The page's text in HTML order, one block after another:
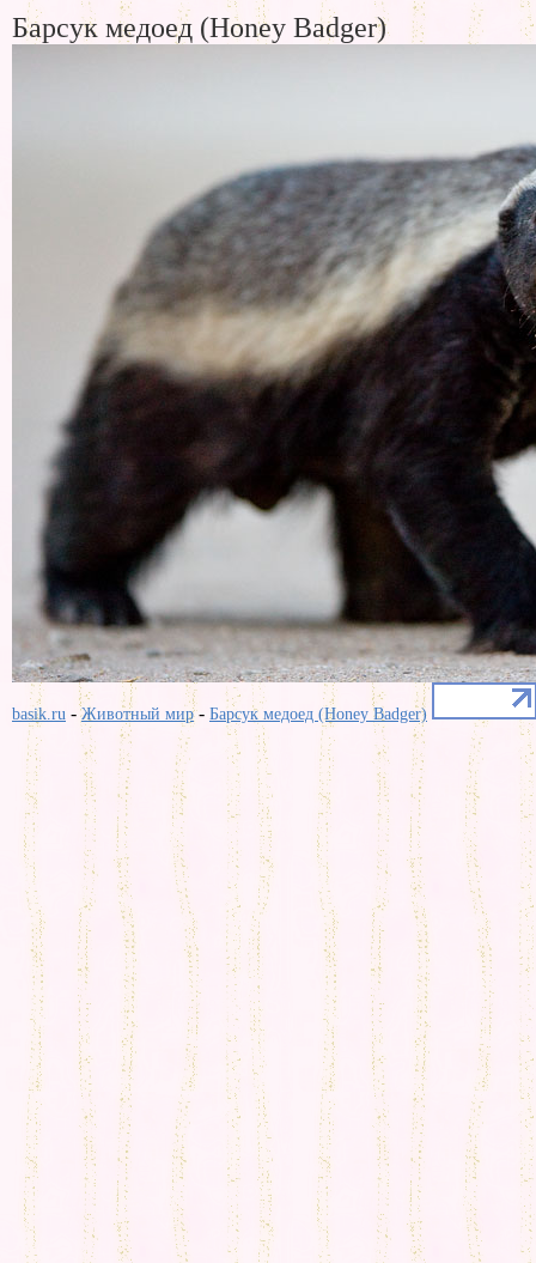
Барсук медоед (Honey Badger)
basik.ru -Животный мир- Барсук медоед (Honey Badger)